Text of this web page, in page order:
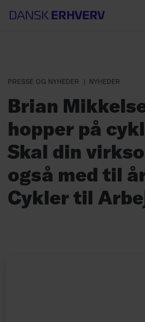
PRESSE OG NYHEDER
NYHEDER
Brian
hopper på
Skal din
også med til
Cykler til